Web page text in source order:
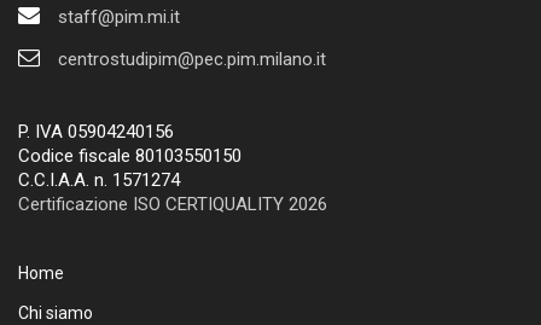
staff@pim.mi.it
centrostudipim@pec.pim.milano.it
P. IVA 05904240156
Codice fiscale 80103550150
C.C.I.A.A. n. 1571274
Certificazione ISO CERTIQUALITY 2026
Home
Chi siamo